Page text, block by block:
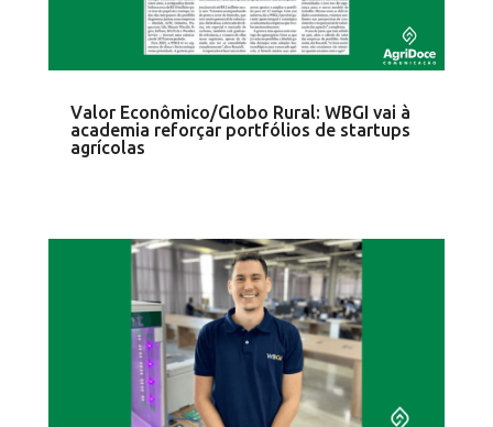
Valor Econômico/Globo Rural: WBGI vai à
academia reforçar portfólios de startups
agrícolas